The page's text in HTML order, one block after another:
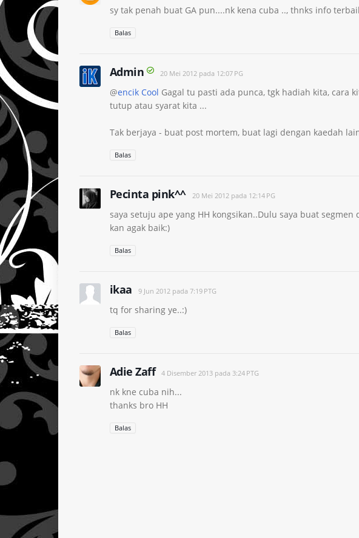
sy tak penah buat GA pun....nk kena cuba .., thnks info
Balas
Admin 20 Mei 2012 pada 12:07 PG
@encik Cool Gagal tu pasti ada punca, tgk hadiah kita, cara
tutup atau syarat kita ...
Tak berjaya - buat post mortem, buat lagi dengan kaedah
Balas
Pecinta pink^^ 20 Mei 2012 pada 12:14 PG
saya setuju ape yang HH kongsikan..Dulu saya buat
kan agak baik:)
Balas
ikaa 9 Jun 2012 pada 7:19 PTG
tq for sharing ye..:)
Balas
Adie Zaff 4 Disember 2013 pada 3:24 PTG
nk kne cuba nih...
thanks bro HH
Balas